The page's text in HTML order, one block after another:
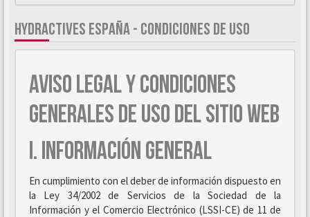
HYDRACTIVES ESPAÑA - CONDICIONES DE USO
AVISO LEGAL Y CONDICIONES
GENERALES DE USO DEL SITIO WEB
I. INFORMACIÓN GENERAL
En cumplimiento con el deber de información dispuesto en
la Ley 34/2002 de Servicios de la Sociedad de la
Información y el Comercio Electrónico (LSSI-CE) de 11 de